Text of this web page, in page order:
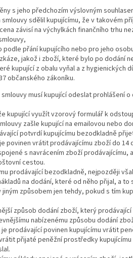
s jeho předchozím výslovným
sdělil kupujícímu, že v takovém
závisí na výchylkách finančního trhu
přání kupujícího nebo pro jeho
jakož i zboží, které bylo po dodání
kupující z obalu vyňal a z hygienických
občanského zákoníku.
musí kupující odeslat prohlášení
kupující využít vzorový formulář k
zašle kupující na emailovou nebo
potvrdí kupujícímu bezodkladně
povinen vrátit prodávajícímu zboží do
s navrácením zboží
cestou.
prodávající bezodkladně, nejpozději
na dodání, které od něho přijal, a
způsobem jen tehdy, pokud s tím
způsob dodání zboží, který
nabízenému způsobu dodání
prodávající povinen kupujícímu vrátit
přijaté peněžní prostředky